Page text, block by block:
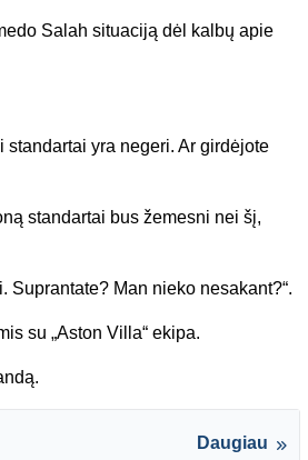
Salah situaciją dėl kalbų apie
yra negeri. Ar girdėjote
standartai bus žemesni nei šį,
Suprantate? Man nieko nesakant?“.
su „Aston Villa“ ekipa.
Daugiau